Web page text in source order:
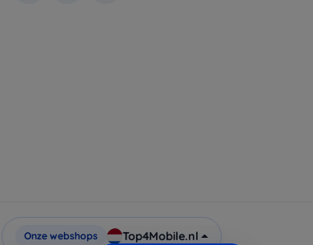
Onze webshops Top4Mobile.nl